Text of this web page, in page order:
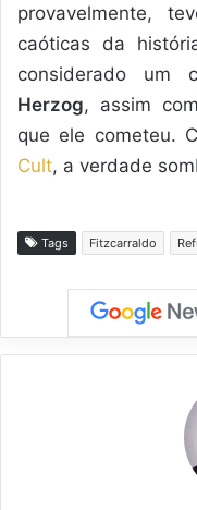
provavelmente,
caóticas da
considerado um
Herzog, assim
que ele cometeu.
Cult, a verdade
Tags Fitzcarraldo